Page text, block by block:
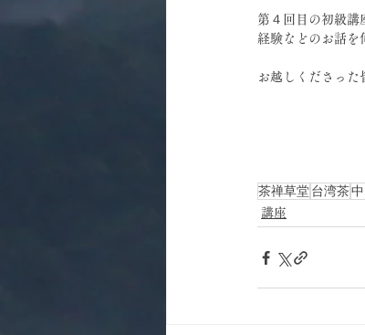
第４回目の初級講
経験などのお話を
お越しくださった
茶禅草堂 台湾茶
講座